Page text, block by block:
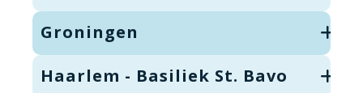
Groningen
Haarlem - Basiliek St. Bavo